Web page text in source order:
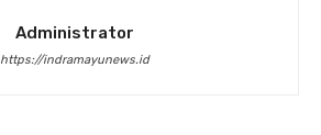
Administrator
https://indramayunews.id